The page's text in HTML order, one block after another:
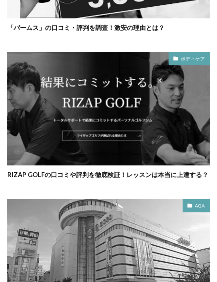
「パームス」の口コミ・評判を調査！激安の理由とは？
ボディケア
RIZAP GOLFの口コミや評判を徹底検証！レッスンは本当に上達する？
AGA